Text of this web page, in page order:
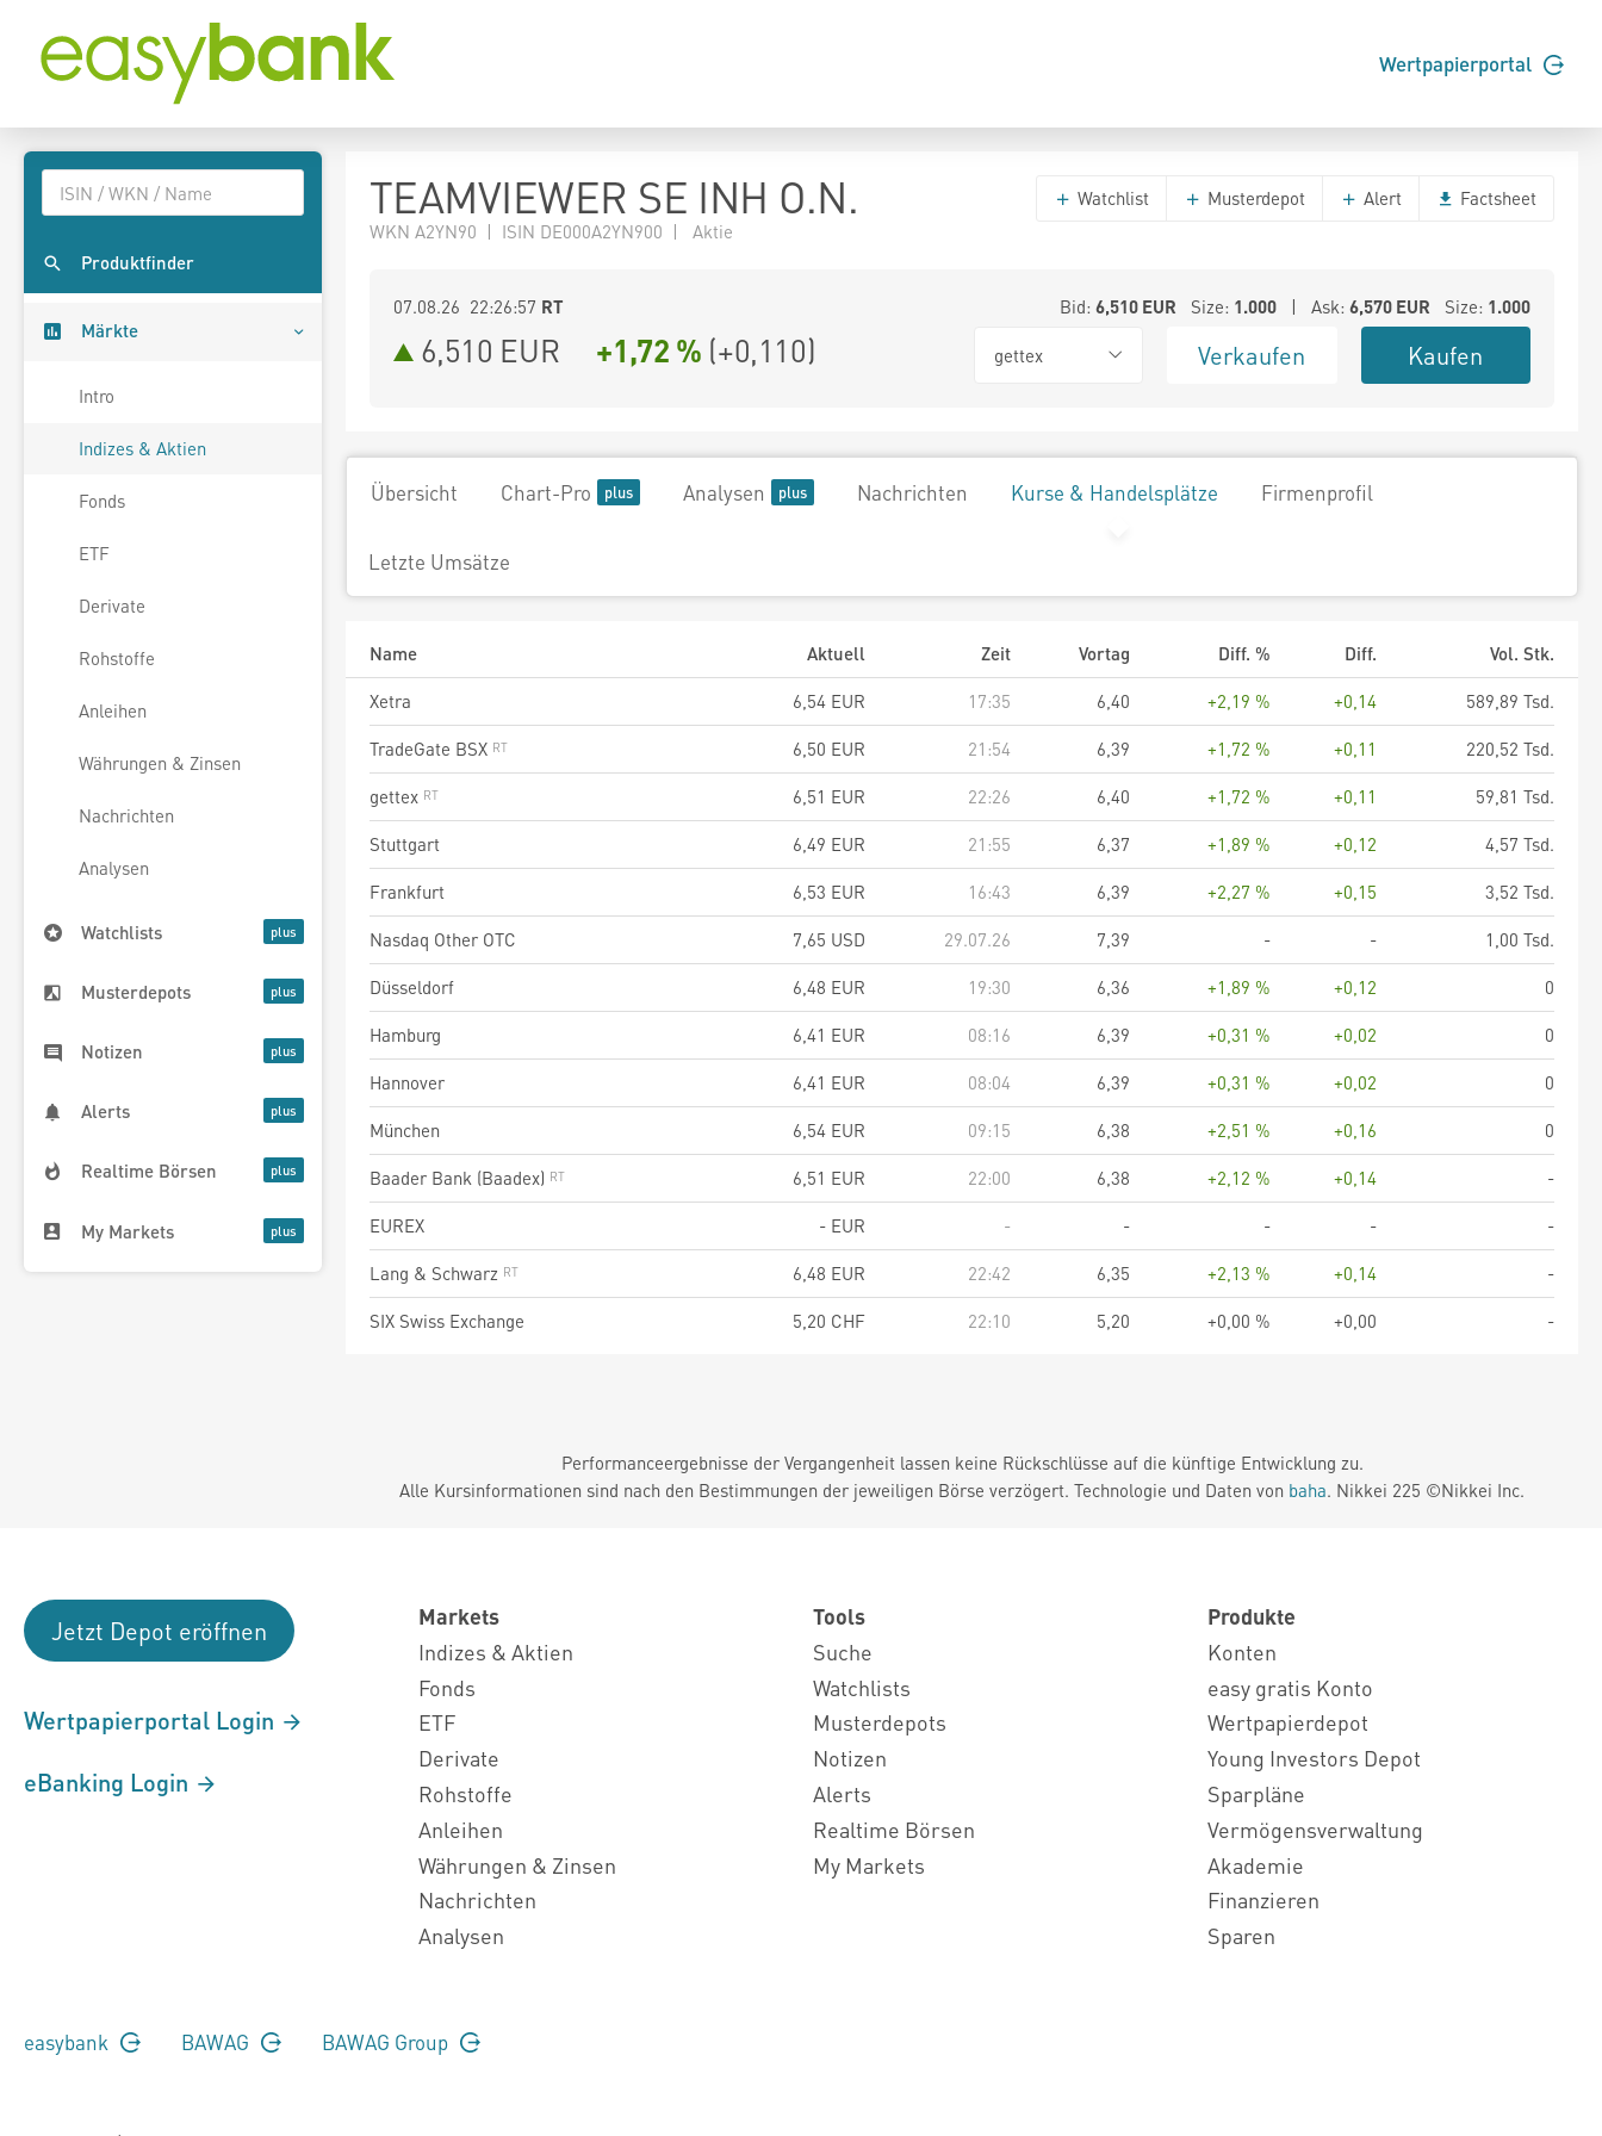
Wertpapierportal
Produktfinder
Märkte
Intro
Indizes & Aktien
Fonds
ETF
Derivate
Rohstoffe
Anleihen
Währungen & Zinsen
Nachrichten
Analysen
Watchlists
Musterdepots
Notizen
Alerts
Realtime Börsen
My Markets
TEAMVIEWER SE INH O.N.
WKN A2YN90 | ISIN DE000A2YN900 | Aktie
Watchlist Musterdepot Alert Factsheet
07.08.26 22:26:57 RT Bid: 6,510EUR Size: 1.000| Ask: 6,570EUR Size: 1.000
6,510 EUR +1,72 % (+0,110) gettex Verkaufen Kaufen
Übersicht Chart-Pro Analysen Nachrichten Kurse & Handelsplätze Firmenprofil
Letzte Umsätze
Name Aktuell Zeit Vortag Diff. % Diff.
Vol. Stk.
Xetra
6,54 EUR 17:35 6,40 +2,19 % +0,14
589,89 Tsd.
TradeGate BSX
6,50 EUR 21:54 6,39 +1,72 % +0,11
220,52 Tsd.
gettex
6,51 EUR 22:26 6,40 +1,72 % +0,11
59,81 Tsd.
Stuttgart
6,49 EUR 21:55 6,37 +1,89 % +0,12
4,57 Tsd.
Frankfurt
6,53 EUR 16:43 6,39 +2,27 % +0,15
3,52 Tsd.
Nasdaq Other OTC
7,65 USD 29.07.26 7,39 - -
1,00 Tsd.
Düsseldorf
6,48 EUR 19:30 6,36 +1,89 % +0,12
0
Hamburg
6,41 EUR 08:16 6,39 +0,31 % +0,02
0
Hannover
6,41 EUR 08:04 6,39 +0,31 % +0,02
0
München
6,54 EUR 09:15 6,38 +2,51 % +0,16
0
Baader Bank (Baadex)
6,51 EUR 22:00 6,38 +2,12 % +0,14
-
EUREX
- EUR - - - -
-
Lang & Schwarz
6,48 EUR 22:42 6,35 +2,13 % +0,14
-
SIX Swiss Exchange
5,20 CHF 22:10 5,20 +0,00 % +0,00 -
Performanceergebnisse der Vergangenheit lassen keine Rückschlüsse auf die künftige Entwicklung zu.
Alle Kursinformationen sind nach den Bestimmungen der jeweiligen Börse verzögert. Technologie und Daten von baha. Nikkei 225 ©Nikkei Inc.
Jetzt Depot eröffnen
Wertpapierportal Login
eBanking Login
Markets
Indizes & Aktien
Fonds
ETF
Derivate
Rohstoffe
Anleihen
Währungen & Zinsen
Nachrichten
Analysen
Tools
Suche
Watchlists
Musterdepots
Notizen
Alerts
Realtime Börsen
My Markets
Produkte
Konten
easy gratis Konto
Wertpapierdepot
Young Investors Depot
Sparpläne
Vermögensverwaltung
Akademie
Finanzieren
Sparen
easybank BAWAG BAWAG Group